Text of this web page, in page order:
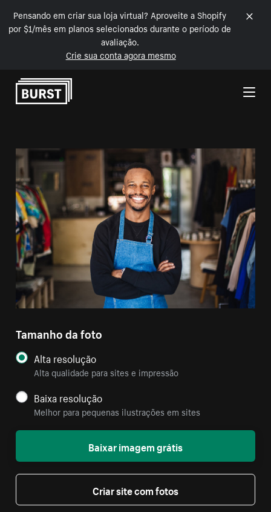
Pensando em criar sua loja virtual? Aproveite a Shopify
por $1/mês em planos selecionados durante o período de
avaliação.
Crie sua conta agora mesmo
Pular para o conteúdo
Tamanho da foto
Alta resolução
Alta qualidade para sites e impressão
Baixa resolução
Melhor para pequenas ilustrações em sites
Baixar imagem grátis
Criar site com fotos